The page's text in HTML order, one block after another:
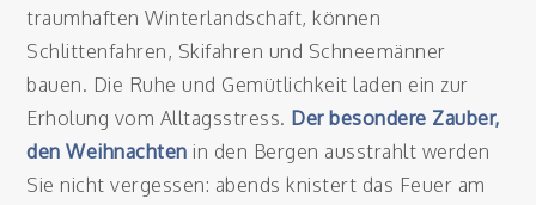
traumhaften Winterlandschaft, können
Schlittenfahren, Skifahren und Schneemänner
bauen. Die Ruhe und Gemütlichkeit laden ein zur
Erholung vom Alltagsstress. Der besondere Zauber,
den Weihnachten in den Bergen ausstrahlt werden
Sie nicht vergessen: abends knistert das Feuer am